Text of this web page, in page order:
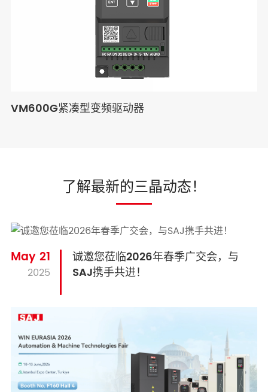
VM600G紧凑型变频驱动器
了解最新的三晶动态！
May 21
2025
诚邀您莅临2026年春季广交会，与
SAJ携手共进！